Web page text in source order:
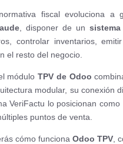
fiscal evoluciona a
, disponer de un
controlar inventarios,
el resto del negocio.
móduloTPV de Odoo
modular, su conexión
VeriFactu lo posicionan
puntos de venta.
cómo funciona Odoo TPV ,